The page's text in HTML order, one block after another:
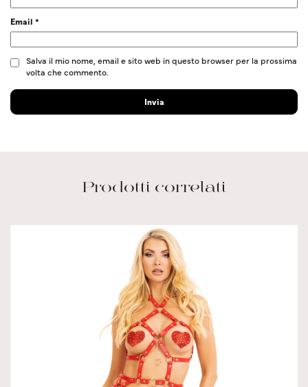
Email *
Salva il mio nome, email e sito web in questo browser per la prossima
volta che commento.
Prodotti correlati